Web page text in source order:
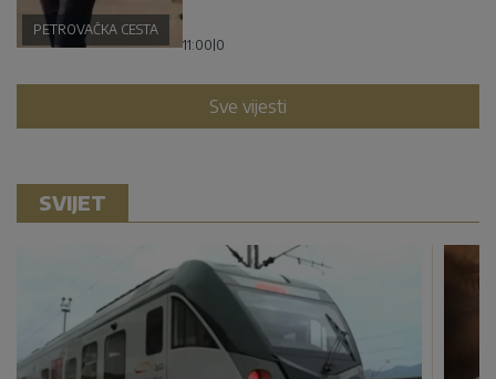
PETROVAČKA CESTA
11:00|0
Sve vijesti
SVIJET